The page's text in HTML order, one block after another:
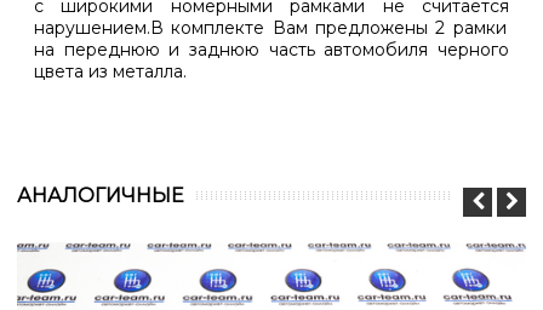
с широкими номерными рамками не считается
нарушением.В комплекте Вам предложены 2 рамки
на переднюю и заднюю часть автомобиля черного
цвета из металла.
АНАЛОГИЧНЫЕ